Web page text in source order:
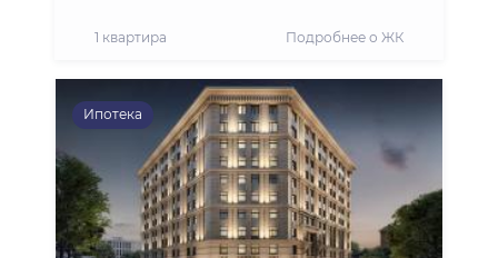
1 квартира Подробнее о ЖК
Ипотека